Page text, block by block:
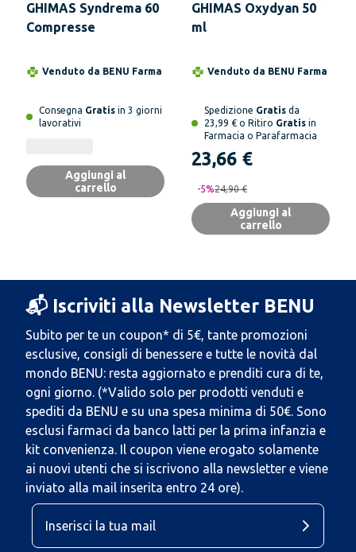
GHIMAS Syndrema 60
Compresse
Venduto da BENU Farma
Consegna Gratis in 3 giorni
lavorativi
Aggiungi al
carrello
GHIMAS Oxydyan 50
ml
Venduto da BENU Farma
Spedizione Gratis da
23,99 € o Ritiro Gratis in
Farmacia o Parafarmacia
23,66 €
-5%24,90 €
Aggiungi al
carrello
📬 Iscriviti alla Newsletter BENU
Subito per te un coupon* di 5€, tante promozioni
esclusive, consigli di benessere e tutte le novità dal
mondo BENU: resta aggiornato e prenditi cura di te,
ogni giorno. (*Valido solo per prodotti venduti e
spediti da BENU e su una spesa minima di 50€. Sono
esclusi farmaci da banco latti per la prima infanzia e
kit convenienza. Il coupon viene erogato solamente
ai nuovi utenti che si iscrivono alla newsletter e viene
inviato alla mail inserita entro 24 ore).